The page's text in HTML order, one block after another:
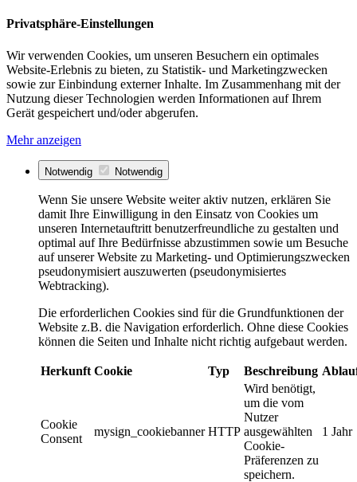
Privatsphäre-Einstellungen
Wir verwenden Cookies, um unseren Besuchern ein optimales
Website-Erlebnis zu bieten, zu Statistik- und Marketingzwecken
sowie zur Einbindung externer Inhalte. Im Zusammenhang mit der
Nutzung dieser Technologien werden Informationen auf Ihrem
Gerät gespeichert und/oder abgerufen.
Mehr anzeigen
Notwendig Notwendig
Wenn Sie unsere Website weiter aktiv nutzen, erklären Sie
damit Ihre Einwilligung in den Einsatz von Cookies um
unseren Internetauftritt benutzerfreundliche zu gestalten und
optimal auf Ihre Bedürfnisse abzustimmen sowie um Besuche
auf unserer Website zu Marketing- und Optimierungszwecken
pseudonymisiert auszuwerten (pseudonymisiertes
Webtracking).
Die erforderlichen Cookies sind für die Grundfunktionen der
Website z.B. die Navigation erforderlich. Ohne diese Cookies
können die Seiten und Inhalte nicht richtig aufgebaut werden.
Herkunft Cookie Typ Beschreibung
Cookie
Consent
mysign_cookiebanner HTTP
Wird benötigt,
um die vom
Nutzer
ausgewählten
Cookie-
Präferenzen zu
speichern.
1 Jahr